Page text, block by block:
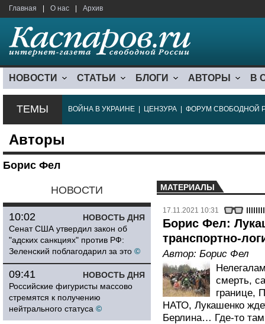
Главная О нас Архив
НОВОСТИ СТАТЬИ БЛОГИ АВТОРЫ В
ТЕМЫ ВОЙНА В УКРАИНЕ ЦЕНЗУРА ФОРУМ СВОБОДНОЙ
Авторы
Борис Фел
НОВОСТИ
НОВОСТЬ ДНЯ
10:02
Сенат США утвердил закон об
"адских санкциях" против РФ:
Зеленский поблагодарил за это ©
НОВОСТЬ ДНЯ
09:41
Российские фигуристы массово
стремятся к получению
нейтрального статуса ©
МАТЕРИАЛЫ
17.11.2021 10:31
Борис Фел:
транспортно-
Автор: Борис Фел
смерть,
границе,
НАТО, Лукашенко
Берлина… Где-то